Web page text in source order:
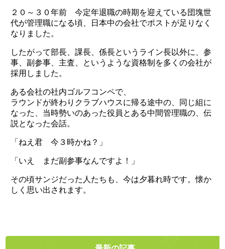
２０～３０年前 今定年退職の時期を迎えている団塊世
代が管理職になる頃、日本中の会社でポストが足りなく
なりました。
したがって部長、課長、係長というライン長以外に、参
事、副参事、主査、というような資格制を多くの会社が
採用しました。
ある会社の社内ゴルフコンペで、
ラウンドが終わりクラブハウスに帰る途中の、同じ組に
なった、当時勢いのあった役員とある中間管理職の、伝
説となった会話。
「ねえ君 今３時かね？」
「いえ まだ副参事なんですよ！」
その頃サンジだった人たちも、今は夕暮れ時です。懐か
しく思い出されます。